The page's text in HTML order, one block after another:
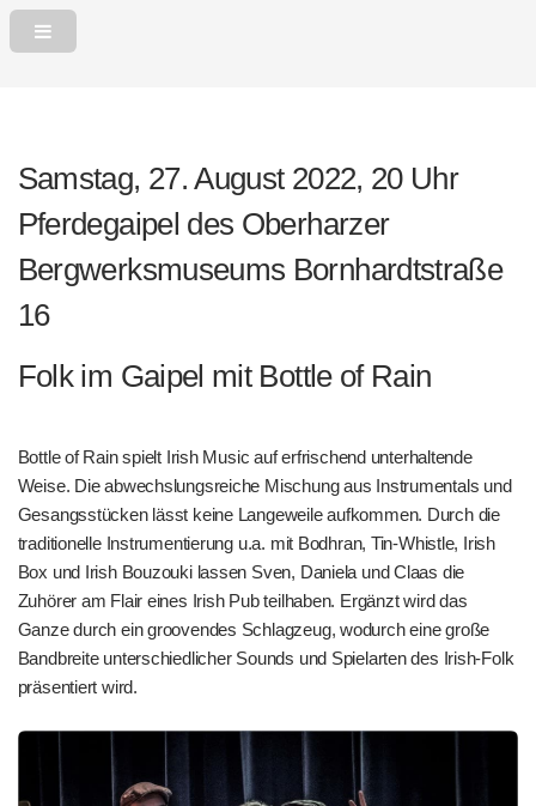
Samstag, 27. August 2022, 20 Uhr
Pferdegaipel des Oberharzer
Bergwerksmuseums Bornhardtstraße
16
Folk im Gaipel mit Bottle of Rain
Bottle of Rain spielt Irish Music auf erfrischend unterhaltende
Weise. Die abwechslungsreiche Mischung aus Instrumentals und
Gesangsstücken lässt keine Langeweile aufkommen. Durch die
traditionelle Instrumentierung u.a. mit Bodhran, Tin-Whistle, Irish
Box und Irish Bouzouki lassen Sven, Daniela und Claas die
Zuhörer am Flair eines Irish Pub teilhaben. Ergänzt wird das
Ganze durch ein groovendes Schlagzeug, wodurch eine große
Bandbreite unterschiedlicher Sounds und Spielarten des Irish-Folk
präsentiert wird.